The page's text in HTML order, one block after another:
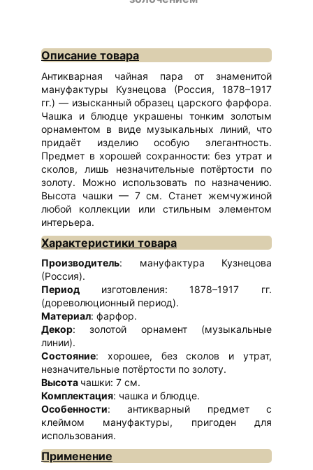
Описание товара
Антикварная чайная пара от знаменитой
мануфактуры Кузнецова (Россия, 1878–1917
гг.) — изысканный образец царского фарфора.
Чашка и блюдце украшены тонким золотым
орнаментом в виде музыкальных линий, что
придаёт изделию особую элегантность.
Предмет в хорошей сохранности: без утрат и
сколов, лишь незначительные потёртости по
золоту. Можно использовать по назначению.
Высота чашки — 7 см. Станет жемчужиной
любой коллекции или стильным элементом
интерьера.
Характеристики товара
Производитель: мануфактура Кузнецова
(Россия).
Период изготовления: 1878–1917 гг.
(дореволюционный период).
Материал: фарфор.
Декор: золотой орнамент (музыкальные
линии).
Состояние: хорошее, без сколов и утрат,
незначительные потёртости по золоту.
Высота чашки: 7 см.
Комплектация: чашка и блюдце.
Особенности: антикварный предмет с
клеймом мануфактуры, пригоден для
использования.
Применение